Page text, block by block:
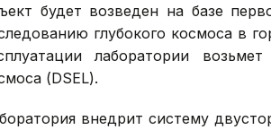
будет возведен на базе
глубокого космоса в
лаборатории
(DSEL).
внедрит систему